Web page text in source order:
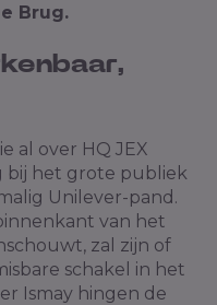
Brug.
al over HQ JEX
bij het grote publiek
Unilever-pand.
van het
zal zijn of
schakel in het
Ismay hingen de